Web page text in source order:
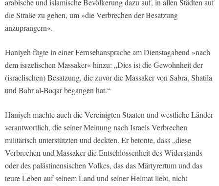
arabische und islamische Bevölkerung dazu auf, in allen Städten auf
die Straße zu gehen, um »die Verbrechen der Besatzung
anzuprangern«.
Haniyeh fügte in einer Fernsehansprache am Dienstagabend »nach
dem israelischen Massaker« hinzu: „Dies ist die Gewohnheit der
(israelischen) Besatzung, die zuvor die Massaker von Sabra, Shatila
und Bahr al-Baqar begangen hat.“
Haniyeh machte auch die Vereinigten Staaten und westliche Länder
verantwortlich, die seiner Meinung nach Israels Verbrechen
militärisch unterstützten und deckten. Er betonte, dass „diese
Verbrechen und Massaker die Entschlossenheit des Widerstands
oder des palästinensischen Volkes, das das Märtyrertum und das
teure Leben auf seinem Land und seiner Heimat liebt, nicht